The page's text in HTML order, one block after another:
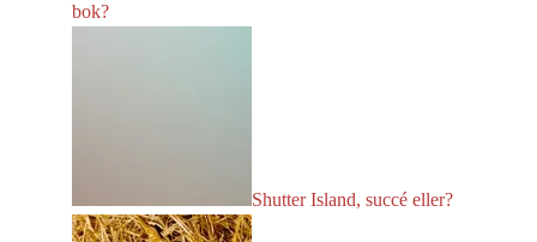
bok?
Shutter Island, succé eller?